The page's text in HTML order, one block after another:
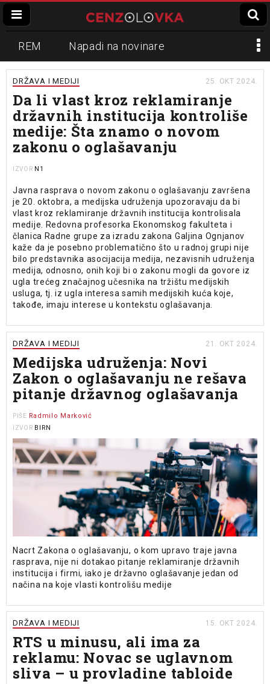
REM Napadi na novinare
Zvučni top
Propaganda Lokalni mediji
Informer Slavko Ćuruvija
DRŽAVA I MEDIJI 25. OKT 2024.
Da li vlast kroz reklamiranje
državnih institucija kontroliše
medije: Šta znamo o novom
zakonu o oglašavanju
IZVOR N1
Javna rasprava o novom zakonu o oglašavanju završena
je 20. oktobra, a medijska udruženja upozoravaju da bi
vlast kroz reklamiranje državnih institucija kontrolisala
medije. Redovna profesorka Ekonomskog fakulteta i
članica Radne grupe za izradu zakona Galjina Ognjanov
kaže da je posebno problematično što u radnoj grupi nije
bilo predstavnika asocijacija medija, nezavisnih udruženja
medija, odnosno, onih koji bi o zakonu mogli da govore iz
ugla trećeg značajnog učesnika na tržištu medijskih
usluga, tj. iz ugla interesa samih medijskih kuća koje,
takođe, imaju interese u kontekstu oglašavanja.
DRŽAVA I MEDIJI 21. OKT 2024.
Medijska udruženja: Novi
Zakon o oglašavanju ne rešava
pitanje državnog oglašavanja
PIŠE Radmilo Marković
IZVOR BIRN
Nacrt Zakona o oglašavanju, o kom upravo traje javna
rasprava, nije ni dotakao pitanje reklamiranje državnih
institucija i firmi, iako je državno oglašavanje jedan od
načina na koje vlasti kontrolišu medije
DRŽAVA I MEDIJI 15. OKT 2024.
RTS u minusu, ali ima za
reklamu: Novac se uglavnom
sliva – u provladine tabloide